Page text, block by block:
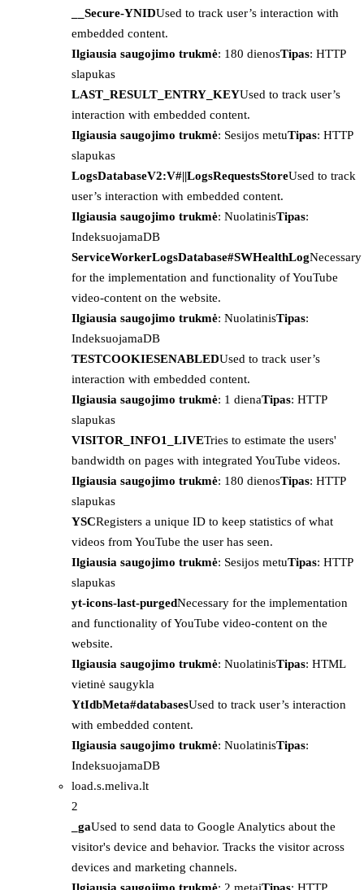
__Secure-YNIDUsed to track user’s interaction with
embedded content.
Ilgiausia saugojimo trukmė: 180 dienosTipas: HTTP
slapukas
LAST_RESULT_ENTRY_KEYUsed to track user’s
interaction with embedded content.
Ilgiausia saugojimo trukmė: Sesijos metuTipas: HTTP
slapukas
LogsDatabaseV2:V#||LogsRequestsStoreUsed to track
user’s interaction with embedded content.
Ilgiausia saugojimo trukmė: NuolatinisTipas:
IndeksuojamaDB
ServiceWorkerLogsDatabase#SWHealthLogNecessary
for the implementation and functionality of YouTube
video-content on the website.
Ilgiausia saugojimo trukmė: NuolatinisTipas:
IndeksuojamaDB
TESTCOOKIESENABLEDUsed to track user’s
interaction with embedded content.
Ilgiausia saugojimo trukmė: 1 dienaTipas: HTTP
slapukas
VISITOR_INFO1_LIVETries to estimate the users'
bandwidth on pages with integrated YouTube videos.
Ilgiausia saugojimo trukmė: 180 dienosTipas: HTTP
slapukas
YSCRegisters a unique ID to keep statistics of what
videos from YouTube the user has seen.
Ilgiausia saugojimo trukmė: Sesijos metuTipas: HTTP
slapukas
yt-icons-last-purgedNecessary for the implementation
and functionality of YouTube video-content on the
website.
Ilgiausia saugojimo trukmė: NuolatinisTipas: HTML
vietinė saugykla
YtIdbMeta#databasesUsed to track user’s interaction
with embedded content.
Ilgiausia saugojimo trukmė: NuolatinisTipas:
IndeksuojamaDB
load.s.meliva.lt
2
_gaUsed to send data to Google Analytics about the
visitor's device and behavior. Tracks the visitor across
devices and marketing channels.
Ilgiausia saugojimo trukmė: 2 metaiTipas: HTTP